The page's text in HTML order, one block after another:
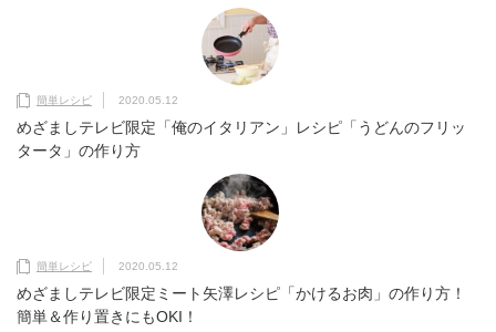
簡単レシピ 2020.05.12
めざましテレビ限定「俺のイタリアン」レシピ「うどんのフリッ
タータ」の作り方
簡単レシピ 2020.05.12
めざましテレビ限定ミート矢澤レシピ「かけるお肉」の作り方！
簡単＆作り置きにもOKI！